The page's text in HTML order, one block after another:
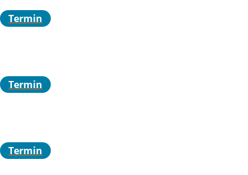
Termin
Termin
Termin